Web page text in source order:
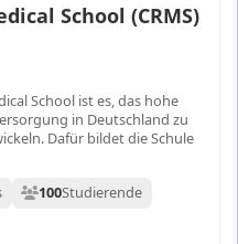
School (CRMS)
School ist es, das hohe
in Deutschland zu
Dafür bildet die Schule
100Studierende